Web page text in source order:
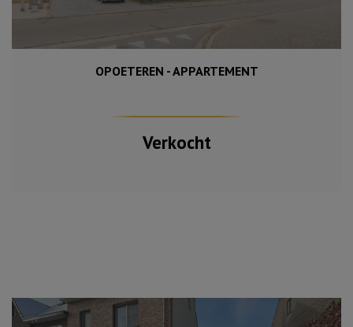
90 m² 2
OPOETEREN - APPARTEMENT
Verkocht